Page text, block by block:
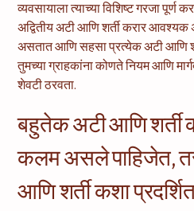
व्यवसायाला त्याच्या विशिष्ट गरजा
अद्वितीय अटी आणि शर्ती करार
असतात आणि सहसा प्रत्येक अटी आणि
तुमच्या ग्राहकांना कोणते नियम आणि
शेवटी ठरवता.
बहुतेक अटी आणि शर्ती
कलम असले पाहिजेत,
आणि शर्ती कशा